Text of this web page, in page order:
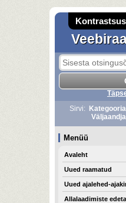
Kontrastsus
Sirvi:
Menüü
Avaleht
Uued raamatud
Uued ajalehed-
Allalaadimiste